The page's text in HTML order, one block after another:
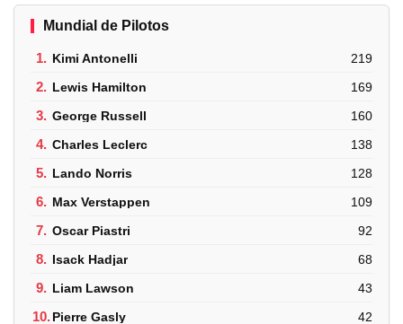
Mundial de Pilotos
1. Kimi Antonelli 219
2. Lewis Hamilton 169
3. George Russell 160
4. Charles Leclerc 138
5. Lando Norris 128
6. Max Verstappen 109
7. Oscar Piastri 92
8. Isack Hadjar 68
9. Liam Lawson 43
10.Pierre Gasly 42